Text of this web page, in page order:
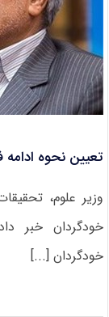
تعیین نحوه
وزیر علوم،
خودگردان خبر
خودگردان [...]